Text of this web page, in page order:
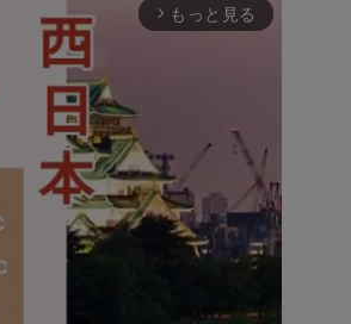
arrow_forward_ios もっと見る